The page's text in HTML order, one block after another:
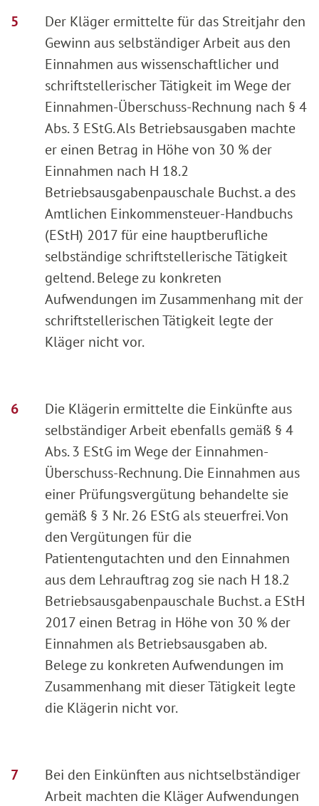
Der Kläger ermittelte für das Streitjahr den
Gewinn aus selbständiger Arbeit aus den
Einnahmen aus wissenschaftlicher und
schriftstellerischer Tätigkeit im Wege der
Einnahmen-Überschuss-Rechnung nach § 4
Abs. 3 EStG. Als Betriebsausgaben machte
er einen Betrag in Höhe von 30 % der
Einnahmen nach H 18.2
Betriebsausgabenpauschale Buchst. a des
Amtlichen Einkommensteuer-Handbuchs
(EStH) 2017 für eine hauptberufliche
selbständige schriftstellerische Tätigkeit
geltend. Belege zu konkreten
Aufwendungen im Zusammenhang mit der
schriftstellerischen Tätigkeit legte der
Kläger nicht vor.
Die Klägerin ermittelte die Einkünfte aus
selbständiger Arbeit ebenfalls gemäß § 4
Abs. 3 EStG im Wege der Einnahmen-
Überschuss-Rechnung. Die Einnahmen aus
einer Prüfungsvergütung behandelte sie
gemäß § 3 Nr. 26 EStG als steuerfrei. Von
den Vergütungen für die
Patientengutachten und den Einnahmen
aus dem Lehrauftrag zog sie nach H 18.2
Betriebsausgabenpauschale Buchst. a EStH
2017 einen Betrag in Höhe von 30 % der
Einnahmen als Betriebsausgaben ab.
Belege zu konkreten Aufwendungen im
Zusammenhang mit dieser Tätigkeit legte
die Klägerin nicht vor.
Bei den Einkünften aus nichtselbständiger
Arbeit machten die Kläger Aufwendungen